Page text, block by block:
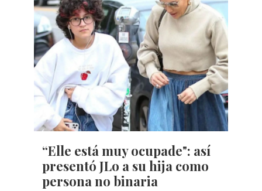
“Elle está muy ocupade": así
presentó JLo a su hija como
persona no binaria